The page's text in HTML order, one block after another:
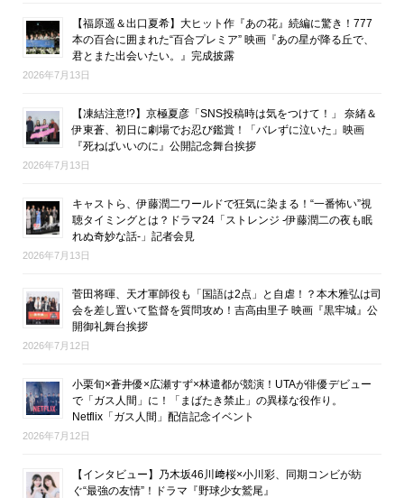
【福原遥＆出口夏希】大ヒット作『あの花』続編に驚き！777
本の百合に囲まれた“百合プレミア” 映画『あの星が降る丘で、
君とまた出会いたい。』完成披露
2026年7月13日
【凍結注意!?】京極夏彦「SNS投稿時は気をつけて！」 奈緒＆
伊東蒼、初日に劇場でお忍び鑑賞！「バレずに泣いた」映画
『死ねばいいのに』公開記念舞台挨拶
2026年7月13日
キャストら、伊藤潤二ワールドで狂気に染まる！“一番怖い”視
聴タイミングとは？ドラマ24「ストレンジ -伊藤潤二の夜も眠
れぬ奇妙な話-」記者会見
2026年7月13日
菅田将暉、天才軍師役も「国語は2点」と自虐！？本木雅弘は司
会を差し置いて監督を質問攻め！吉高由里子 映画『黒牢城』公
開御礼舞台挨拶
2026年7月12日
小栗旬×蒼井優×広瀬すず×林遣都が競演！UTAが俳優デビュー
で「ガス人間」に！「まばたき禁止」の異様な役作り。
Netflix「ガス人間」配信記念イベント
2026年7月12日
【インタビュー】乃木坂46川﨑桜×小川彩、同期コンビが紡
ぐ“最強の友情”！ドラマ『野球少女鷲尾』